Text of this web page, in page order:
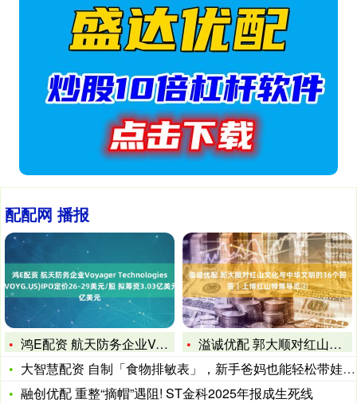
配配网 播报
鸿E配资 航天防务企业Voyager Technologie
溢诚优配 郭大顺对红山文化与中华文明的36个回答｜上博红山特
大智慧配资 自制「食物排敏表」，新手爸妈也能轻松带娃吃遍天下
融创优配 重整“摘帽”遇阻! ST金科2025年报成生死线